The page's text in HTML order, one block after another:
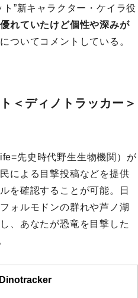
”新キャラクター・ケイラ役
れていたけど個性や深みが
ついてコメントしている。
＜ディノトラッカー＞
先史時代野生生物機関）が
による目撃投稿などを提供
を確認することが可能。日
ォルモドンの群れや芦ノ湖
、あなたが恐竜を目撃した